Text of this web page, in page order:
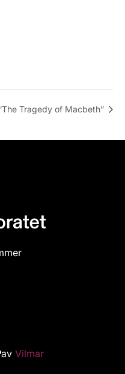
Tragedy of Macbeth”
av Vilmar